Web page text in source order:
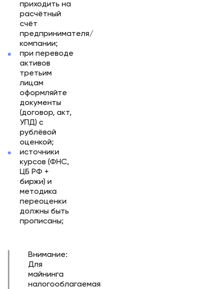
приходить на
расчётный
счёт
предпринимателя/
компании;
при переводе
активов
третьим
лицам
оформляйте
документы
(договор, акт,
УПД) с
рублёвой
оценкой;
источники
курсов (ФНС,
ЦБ РФ +
биржи) и
методика
переоценки
должны быть
прописаны;
Внимание:
Для
майнинга
налогооблагаемая